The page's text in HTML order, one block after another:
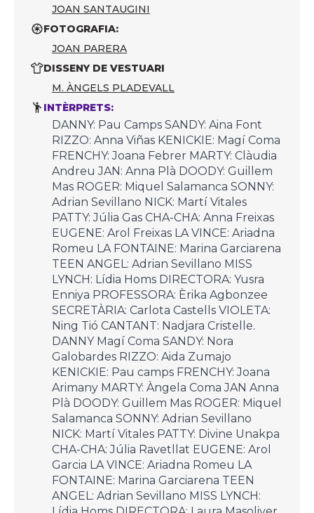
JOAN SANTAUGINI
FOTOGRAFIA:
JOAN PARERA
DISSENY DE VESTUARI
M. ÀNGELS PLADEVALL
INTÈRPRETS:
DANNY: Pau Camps SANDY: Aina Font
RIZZO: Anna Viñas KENICKIE: Magí Coma
FRENCHY: Joana Febrer MARTY: Clàudia
Andreu JAN: Anna Plà DOODY: Guillem
Mas ROGER: Miquel Salamanca SONNY:
Adrian Sevillano NICK: Martí Vitales
PATTY: Júlia Gas CHA-CHA: Anna Freixas
EUGENE: Arol Freixas LA VINCE: Ariadna
Romeu LA FONTAINE: Marina Garciarena
TEEN ANGEL: Adrian Sevillano MISS
LYNCH: Lídia Homs DIRECTORA: Yusra
Enniya PROFESSORA: Èrika Agbonzee
SECRETÀRIA: Carlota Castells VIOLETA:
Ning Tió CANTANT: Nadjara Cristelle.
DANNY Magí Coma SANDY: Nora
Galobardes RIZZO: Aida Zumajo
KENICKIE: Pau camps FRENCHY: Joana
Arimany MARTY: Àngela Coma JAN Anna
Plà DOODY: Guillem Mas ROGER: Miquel
Salamanca SONNY: Adrian Sevillano
NICK: Martí Vitales PATTY: Divine Unakpa
CHA-CHA: Júlia Ravetllat EUGENE: Arol
Garcia LA VINCE: Ariadna Romeu LA
FONTAINE: Marina Garciarena TEEN
ANGEL: Adrian Sevillano MISS LYNCH: